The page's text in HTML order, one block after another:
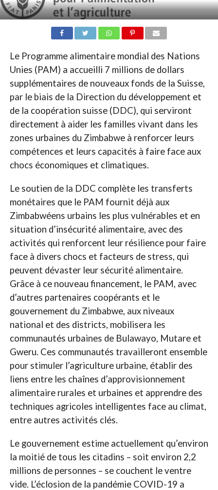
Le Programme alimentaire mondial des Nations
Unies (PAM) a accueilli 7 millions de dollars
supplémentaires de nouveaux fonds de la Suisse,
par le biais de la Direction du développement et
de la coopération suisse (DDC), qui serviront
directement à aider les familles vivant dans les
zones urbaines du Zimbabwe à renforcer leurs
compétences et leurs capacités à faire face aux
chocs économiques et climatiques.
Le soutien de la DDC complète les transferts
monétaires que le PAM fournit déjà aux
Zimbabwéens urbains les plus vulnérables et en
situation d’insécurité alimentaire, avec des
activités qui renforcent leur résilience pour faire
face à divers chocs et facteurs de stress, qui
peuvent dévaster leur sécurité alimentaire.
Grâce à ce nouveau financement, le PAM, avec
d’autres partenaires coopérants et le
gouvernement du Zimbabwe, aux niveaux
national et des districts, mobilisera les
communautés urbaines de Bulawayo, Mutare et
Gweru. Ces communautés travailleront ensemble
pour stimuler l’agriculture urbaine, établir des
liens entre les chaînes d’approvisionnement
alimentaire rurales et urbaines et apprendre des
techniques agricoles intelligentes face au climat,
entre autres activités clés.
Le gouvernement estime actuellement qu’environ
la moitié de tous les citadins – soit environ 2,2
millions de personnes – se couchent le ventre
vide. L’éclosion de la pandémie COVID-19 a